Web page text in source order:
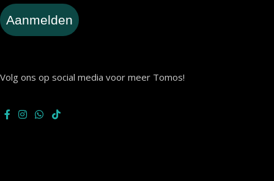
Aanmelden
Volg ons op social media voor meer Tomos!